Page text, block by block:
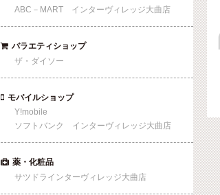
ABC－MART インターヴィレッジ大曲店
 バラエティショップ
ザ・ダイソー
 モバイルショップ
Y!mobile
ソフトバンク インターヴィレッジ大曲店
 薬・化粧品
サツドラインターヴィレッジ大曲店